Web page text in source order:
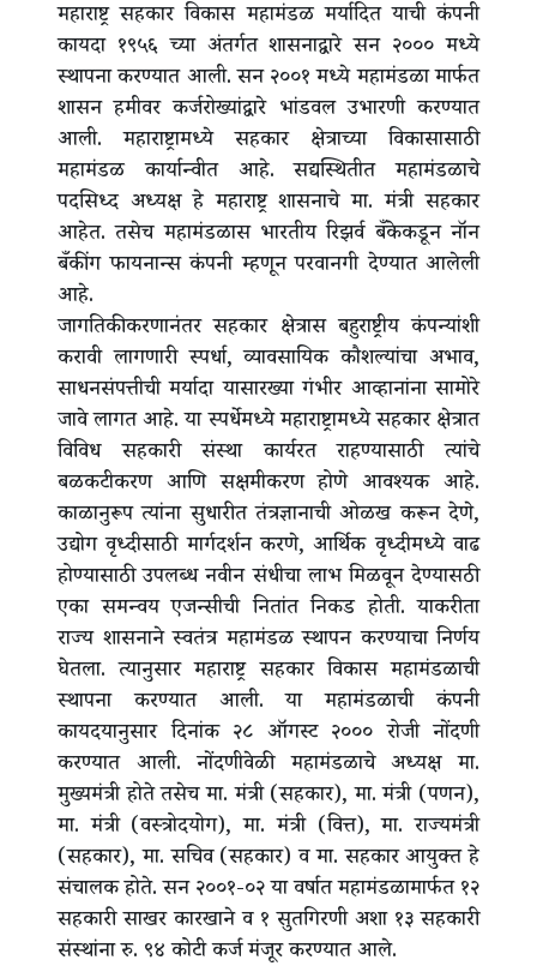
महाराष्ट्र सहकार विकास महामंडळ मर्यादित याची कंपनी
कायदा १९५६ च्या अंतर्गत शासनाद्वारे सन २००० मध्ये
स्थापना करण्यात आली. सन २००१ मध्ये महामंडळा मार्फत
शासन हमीवर कर्जरोख्यांद्वारे भांडवल उभारणी करण्यात
आली. महाराष्ट्रामध्ये सहकार क्षेत्राच्या विकासासाठी
महामंडळ कार्यान्वीत आहे. सद्यस्थितीत महामंडळाचे
पदसिध्द अध्यक्ष हे महाराष्ट्र शासनाचे मा. मंत्री सहकार
आहेत. तसेच महामंडळास भारतीय रिझर्व बँकेकडून नॉन
बँकींग फायनान्स कंपनी म्हणून परवानगी देण्यात आलेली
आहे.
जागतिकीकरणानंतर सहकार क्षेत्रास बहुराष्ट्रीय कंपन्यांशी
करावी लागणारी स्पर्धा, व्यावसायिक कौशल्यांचा अभाव,
साधनसंपत्तीची मर्यादा यासारख्या गंभीर आव्हानांना सामोरे
जावे लागत आहे. या स्पर्धेमध्ये महाराष्ट्रामध्ये सहकार क्षेत्रात
विविध सहकारी संस्था कार्यरत राहण्यासाठी त्यांचे
बळकटीकरण आणि सक्षमीकरण होणे आवश्यक आहे.
काळानुरूप त्यांना सुधारीत तंत्रज्ञानाची ओळख करून देणे,
उद्योग वृध्दीसाठी मार्गदर्शन करणे, आर्थिक वृध्दीमध्ये वाढ
होण्यासाठी उपलब्ध नवीन संधीचा लाभ मिळवून देण्यासठी
एका समन्वय एजन्सीची नितांत निकड होती. याकरीता
राज्य शासनाने स्वतंत्र महामंडळ स्थापन करण्याचा निर्णय
घेतला. त्यानुसार महाराष्ट्र सहकार विकास महामंडळाची
स्थापना करण्यात आली. या महामंडळाची कंपनी
कायदयानुसार दिनांक २८ ऑगस्ट २००० रोजी नोंदणी
करण्यात आली. नोंदणीवेळी महामंडळाचे अध्यक्ष मा.
मुख्यमंत्री होते तसेच मा. मंत्री (सहकार), मा. मंत्री (पणन),
मा. मंत्री (वस्त्रोदयोग), मा. मंत्री (वित्त), मा. राज्यमंत्री
(सहकार), मा. सचिव (सहकार) व मा. सहकार आयुक्त हे
संचालक होते. सन २००१-०२ या वर्षात महामंडळामार्फत १२
सहकारी साखर कारखाने व १ सुतगिरणी अशा १३ सहकारी
संस्थांना रु. ९४ कोटी कर्ज मंजूर करण्यात आले.